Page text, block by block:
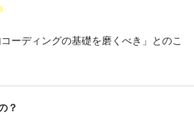
ーディングの基礎を磨くべき」とのこ
？